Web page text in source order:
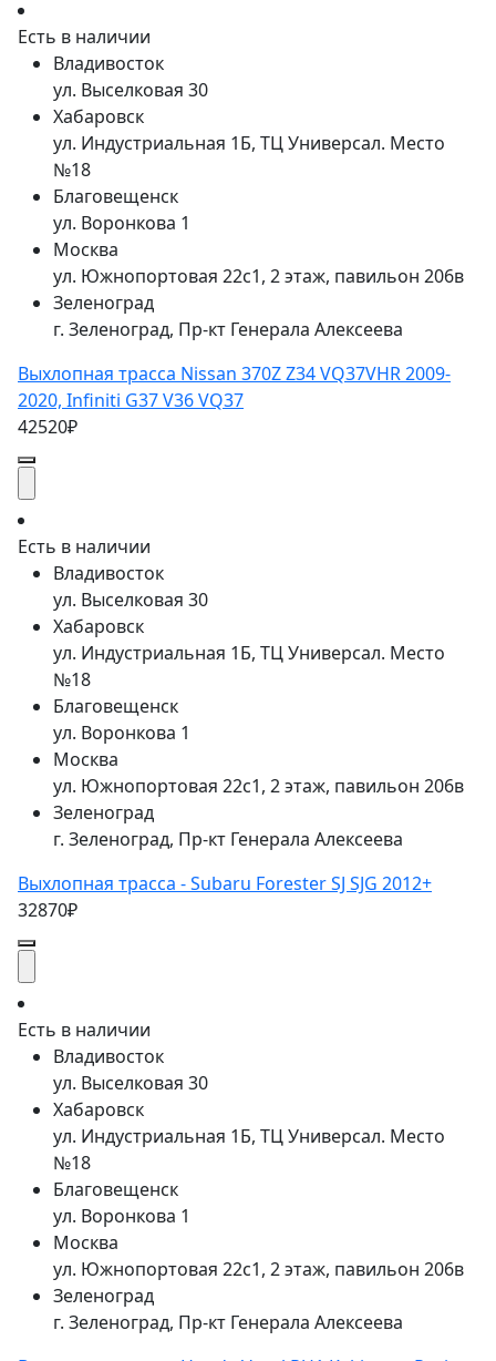
Есть в наличии
Владивосток
ул. Выселковая 30
Хабаровск
ул. Индустриальная 1Б, ТЦ Универсал. Место
№18
Благовещенск
ул. Воронкова 1
Москва
ул. Южнопортовая 22с1, 2 этаж, павильон 206в
Зеленоград
г. Зеленоград, Пр-кт Генерала Алексеева
Выхлопная трасса Nissan 370Z Z34 VQ37VHR 2009-
2020, Infiniti G37 V36 VQ37
42520₽
Есть в наличии
Владивосток
ул. Выселковая 30
Хабаровск
ул. Индустриальная 1Б, ТЦ Универсал. Место
№18
Благовещенск
ул. Воронкова 1
Москва
ул. Южнопортовая 22с1, 2 этаж, павильон 206в
Зеленоград
г. Зеленоград, Пр-кт Генерала Алексеева
Выхлопная трасса - Subaru Forester SJ SJG 2012+
32870₽
Есть в наличии
Владивосток
ул. Выселковая 30
Хабаровск
ул. Индустриальная 1Б, ТЦ Универсал. Место
№18
Благовещенск
ул. Воронкова 1
Москва
ул. Южнопортовая 22с1, 2 этаж, павильон 206в
Зеленоград
г. Зеленоград, Пр-кт Генерала Алексеева